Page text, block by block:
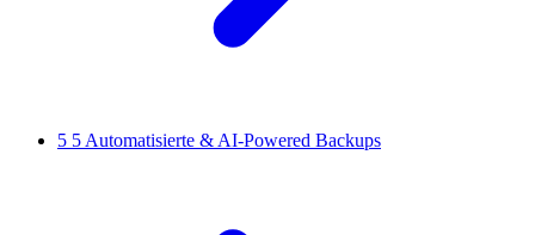
5 5 Automatisierte & AI-Powered Backups